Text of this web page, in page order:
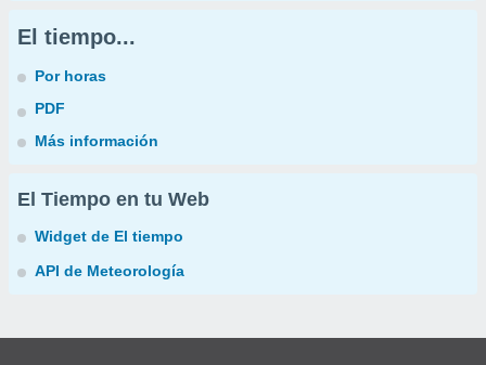
El tiempo...
Por horas
PDF
Más información
El Tiempo en tu Web
Widget de El tiempo
API de Meteorología